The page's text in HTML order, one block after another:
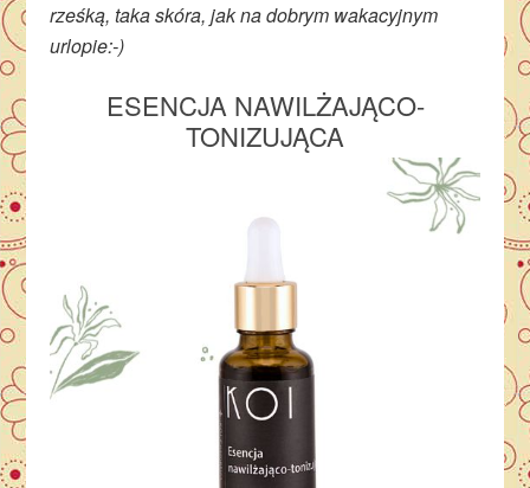
rześką, taka skóra, jak na dobrym wakacyjnym
urlopie:-)
ESENCJA NAWILŻAJĄCO-
TONIZUJĄCA